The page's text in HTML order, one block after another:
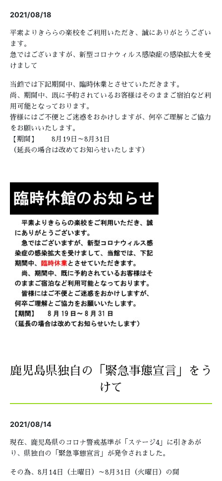
2021/08/18
平素よりきららの楽校をご利用いただき、誠にありがとうござい
ます。
急ではございますが、新型コロナウィルス感染症の感染拡大を受
けまして
当館では下記期間中、臨時休業とさせていただきます。
尚、期間中、既に予約されているお客様はそのままご宿泊など利
用可能となっております。
皆様にはご不便とご迷惑をおかけしますが、何卒ご理解とご協力
をお願いいたします。
【期間】 8月19日～8月31日
（延長の場合は改めてお知らせいたします）
鹿児島県独自の「緊急事態宣言」をう
けて
2021/08/14
現在、鹿児島県のコロナ警戒基準が「ステージ4」に引きあが
り、県独自の「緊急事態宣言」が発令されました。
その為、8月14日（土曜日）～8月31日（火曜日）の間